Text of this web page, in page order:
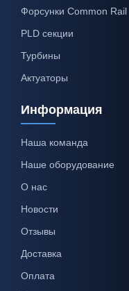
Форсунки Common Rail
PLD секции
Турбины
Актуаторы
Информация
Наша команда
Наше оборудование
О нас
Новости
Отзывы
Доставка
Оплата